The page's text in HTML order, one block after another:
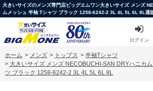
大きいサイズのメンズ専門店ビッグエムワン大きいサイズ メンズ
ムメッシュ 半袖 Tシャツ ブラック 1258-6242-2 3L 4L 5L 6L 8L通
ログイン
ホーム > メンズ > トップス > 半袖Tシャツ
> 大きいサイズ メンズ NECOBUCHI-SAN DRYハニカ
ツ ブラック 1258-6242-2 3L 4L 5L 6L 8L